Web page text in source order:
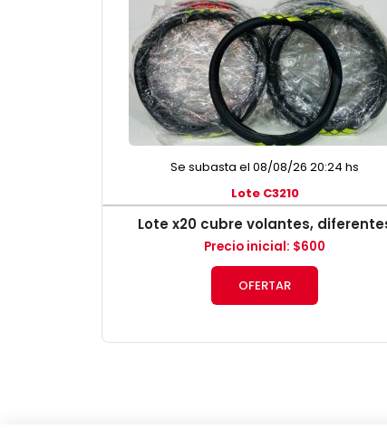
Se subasta el 08/08/26 20:24 hs
Lote C3210
Lote x20 cubre volantes,
Precio inicial: $600
OFERTAR